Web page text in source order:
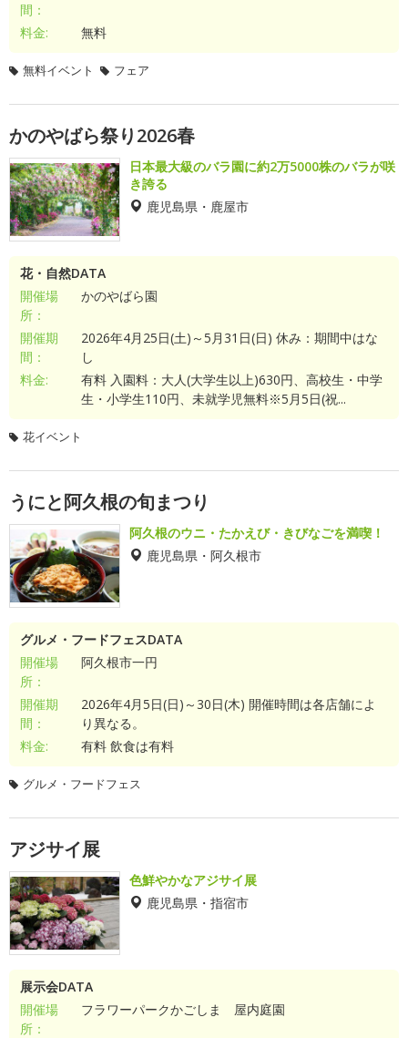
間：
料金: 無料
無料イベント フェア
かのやばら祭り2026春
日本最大級のバラ園に約2万5000株のバラが咲
き誇る
鹿児島県・鹿屋市
花・自然DATA
開催場
所：
かのやばら園
開催期
間：
2026年4月25日(土)～5月31日(日) 休み：期間中はな
し
料金:
有料 入園料：大人(大学生以上)630円、高校生・中学
生・小学生110円、未就学児無料※5月5日(祝...
花イベント
うにと阿久根の旬まつり
阿久根のウニ・たかえび・きびなごを満喫！
鹿児島県・阿久根市
グルメ・フードフェスDATA
開催場
所：
阿久根市一円
開催期
間：
2026年4月5日(日)～30日(木) 開催時間は各店舗によ
り異なる。
料金:
有料 飲食は有料
グルメ・フードフェス
アジサイ展
色鮮やかなアジサイ展
鹿児島県・指宿市
展示会DATA
開催場
所：
フラワーパークかごしま 屋内庭園